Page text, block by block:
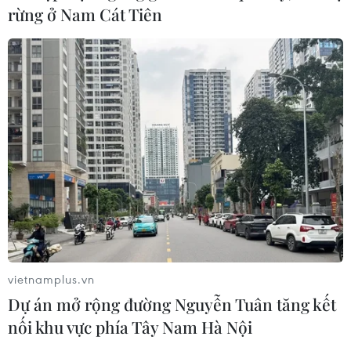
thuộc phần lớn vào đối tác OpenAI
06/08/2026 06:31
Tây Ninh: Tạo điều kiện hình thành
doanh nghiệp công nghệ chiến lược
06/08/2026 04:45
Việt Nam hướng tới làm
chủ 10 công nghệ lõi vào năm 2030
06/08/2026 04:38
Ngày An ninh mạng Việt Nam: Kiến
tạo không gian mạng an toàn, nhân
rừng ở Nam Cát Tiên
vietnamplus.vn
Dự án mở rộng đường Nguyễn Tuân tăng kết
nối khu vực phía Tây Nam Hà Nội